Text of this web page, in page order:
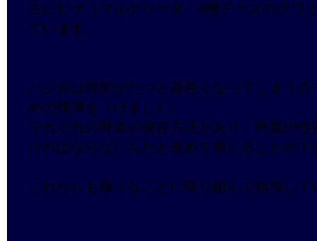
主にピザ（マルゲリータ・4種チーズのクワ
ています。
バジルは時間がたつと茶色くなってしまう
めの指導をうけました。
それぞれの野菜の保存方法があり、野菜の
ければならないんだと改めて感じることがで
これからも様々なことに取り組んで勉強し